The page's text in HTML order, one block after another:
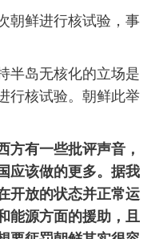
鲜进行核试验，事
岛无核化的立场是
行核试验。朝鲜此举
方有一些批评声音，
应该做的更多。据我
开放的状态并正常运
能源方面的援助，且